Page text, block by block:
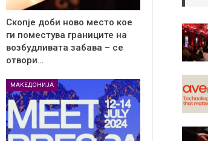
Скопје доби ново место кое
ги поместува границите на
возбудливата забава – се
отвори…
МАКЕДОНИЈА